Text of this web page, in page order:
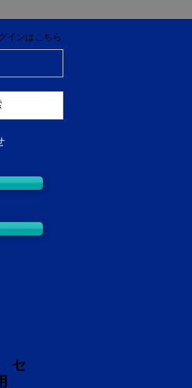
インはこちら
セ